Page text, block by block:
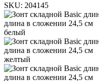
SKU: 204145
белый
желтый